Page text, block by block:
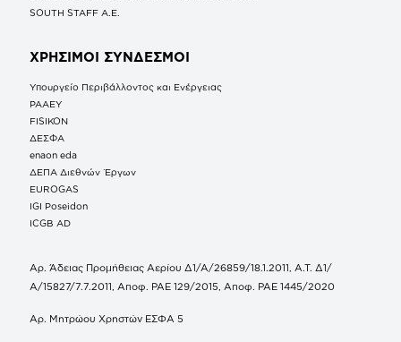
SOUTH STAFF Α.Ε.
ΧΡΗΣΙΜΟΙ ΣΥΝΔΕΣΜΟΙ
Υπουργείο Περιβάλλοντος και Ενέργειας
ΡΑΑΕΥ
FISIKON
ΔΕΣΦΑ
enaon eda
ΔΕΠΑ Διεθνών Έργων
EUROGAS
IGI Poseidon
ICGB AD
Αρ. Άδειας Προμήθειας Αερίου Δ1/Α/26859/18.1.2011, Α.Τ. Δ1/
Α/15827/7.7.2011, Αποφ. ΡΑΕ 129/2015, Αποφ. ΡΑΕ 1445/2020
Αρ. Μητρώου Χρηστών ΕΣΦΑ 5